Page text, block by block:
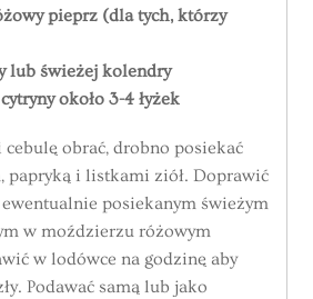
pieprz (dla tych, którzy
lub świeżej kolendry
około 3-4 łyżek
obrać, drobno posiekać
papryką i listkami ziół. Doprawić
posiekanym świeżym
w moździerzu różowym
w lodówce na godzinę aby
Podawać samą lub jako